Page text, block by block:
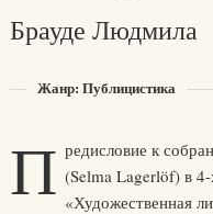
Брауде Людмила
Жанр: Публицистика
П редисловие к
(Selma Lagerlöf) в
«Художественная